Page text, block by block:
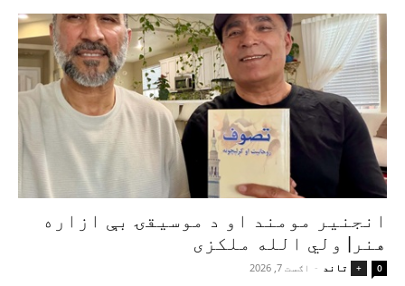
انجنیر مومند او د موسیقۍ بې‌ ازاره
هنر| ولي الله ملکزی
+ تاند - اګست 7, 2026 0